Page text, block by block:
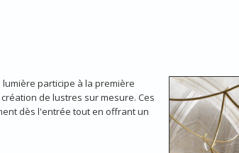
participe à la première
de lustres sur mesure. Ces
dès l'entrée tout en offrant un